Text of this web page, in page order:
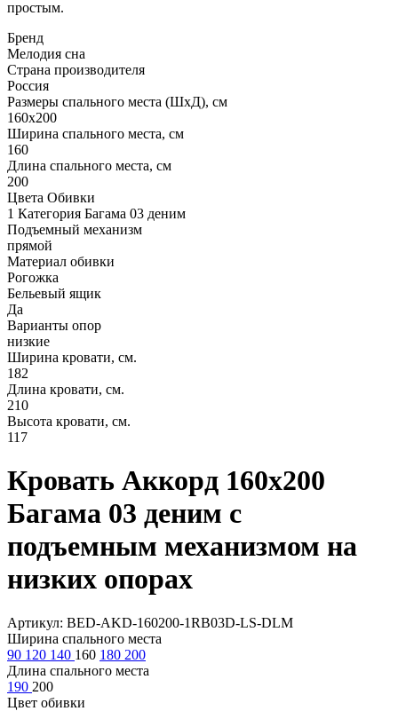
простым.
Бренд
Мелодия сна
Страна производителя
Россия
Размеры спального места (ШхД), см
160х200
Ширина спального места, см
160
Длина спального места, см
200
Цвета Обивки
1 Категория Багама 03 деним
Подъемный механизм
прямой
Материал обивки
Рогожка
Бельевый ящик
Да
Варианты опор
низкие
Ширина кровати, см.
182
Длина кровати, см.
210
Высота кровати, см.
117
Кровать Аккорд 160х200
Багама 03 деним с
подъемным механизмом на
низких опорах
Артикул: BED-AKD-160200-1RB03D-LS-DLM
Ширина спального места
90 120 140 160 180 200
Длина спального места
190 200
Цвет обивки